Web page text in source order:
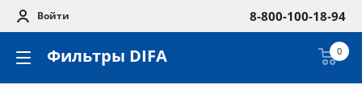
Войти 8-800-100-18-94
Фильтры DIFA 0